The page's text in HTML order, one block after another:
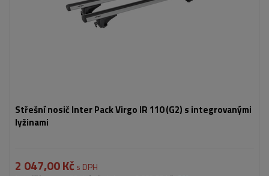
Střešní nosič Inter Pack Virgo IR 110 (G2) s integrovanými
lyžinami
2 047,00 Kč s DPH